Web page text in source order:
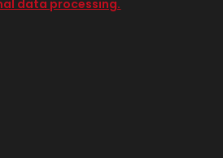
data processing.